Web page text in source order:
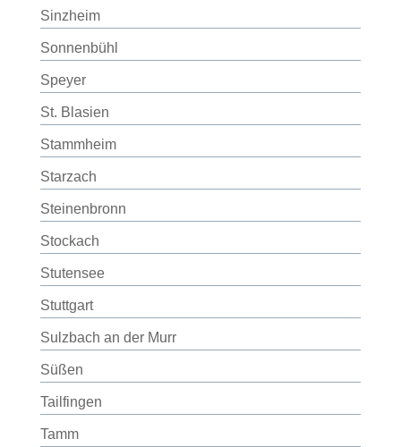
Sinzheim
Sonnenbühl
Speyer
St. Blasien
Stammheim
Starzach
Steinenbronn
Stockach
Stutensee
Stuttgart
Sulzbach an der Murr
Süßen
Tailfingen
Tamm